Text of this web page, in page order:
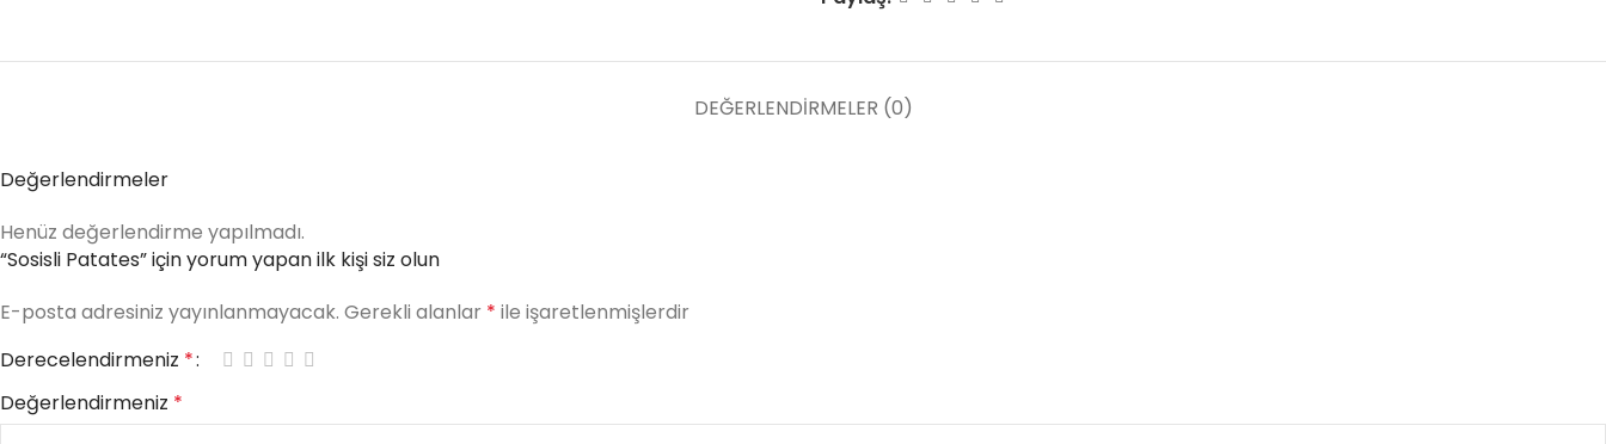
DEĞERLENDIRMELER (0)
Değerlendirmeler
Henüz değerlendirme yapılmadı.
“Sosisli Patates” için yorum yapan ilk kişi siz olun
E-posta adresiniz yayınlanmayacak. Gerekli alanlar * ile işaretlenmişlerdir
Derecelendirmeniz *
Değerlendirmeniz *